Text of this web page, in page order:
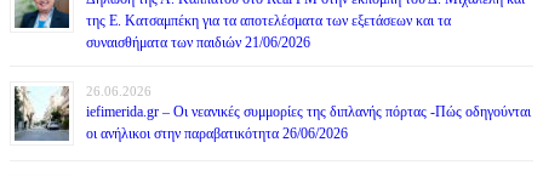
της Ε. Κατσαμπέκη για τα αποτελέσματα των εξετάσεων και τα
συναισθήματα των παιδιών 21/06/2026
26.06.2026
iefimerida.gr – Οι νεανικές συμμορίες της διπλανής πόρτας -Πώς οδηγούνται
οι ανήλικοι στην παραβατικότητα 26/06/2026